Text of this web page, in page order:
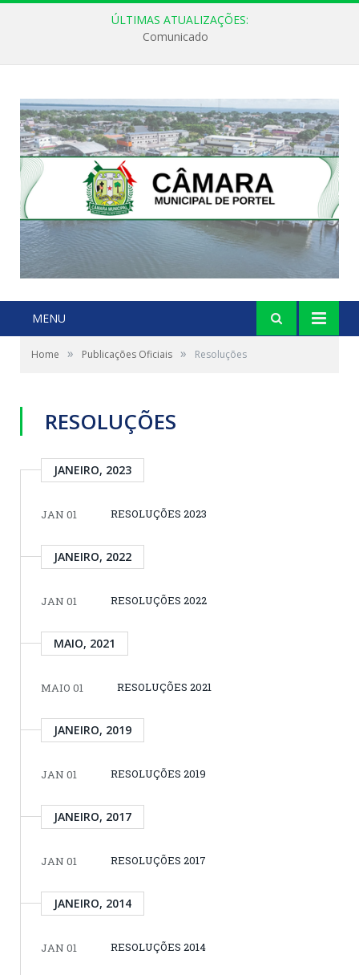
ÚLTIMAS ATUALIZAÇÕES:
Comunicado
MENU
Home » Publicações Oficiais » Resoluções
RESOLUÇÕES
JANEIRO, 2023
JAN 01 RESOLUÇÕES 2023
JANEIRO, 2022
JAN 01 RESOLUÇÕES 2022
MAIO, 2021
MAIO 01 RESOLUÇÕES 2021
JANEIRO, 2019
JAN 01 RESOLUÇÕES 2019
JANEIRO, 2017
JAN 01 RESOLUÇÕES 2017
JANEIRO, 2014
JAN 01 RESOLUÇÕES 2014